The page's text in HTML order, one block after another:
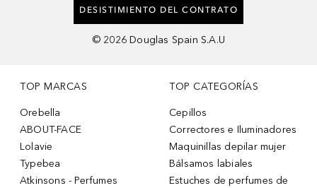
DESISTIMIENTO DEL CONTRATO
© 2026 Douglas Spain S.A.U
TOP MARCAS
Orebella
ABOUT-FACE
Lolavie
Typebea
Atkinsons - Perfumes
TOP CATEGORÍAS
Cepillos
Correctores e Iluminadores
Maquinillas depilar mujer
Bálsamos labiales
Estuches de perfumes de